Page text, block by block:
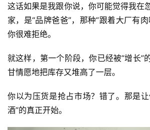
这话如果是我跟你说，你可能觉得我在
家，是“品牌爸爸”，那种“跟着大厂有
你很难拒绝。
就这样，第一个阶段，你已经被“增长”
甘情愿地把库存又堆高了一层。
你以为压货是抢占市场？错了。那是让
酒”的真正开始。